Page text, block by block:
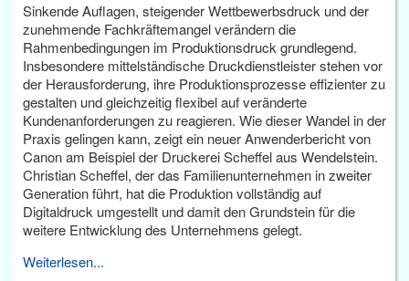
Sinkende Auflagen, steigender Wettbewerbsdruck und der
zunehmende Fachkräftemangel verändern die
Rahmenbedingungen im Produktionsdruck grundlegend.
Insbesondere mittelständische Druckdienstleister stehen vor
der Herausforderung, ihre Produktionsprozesse effizienter zu
gestalten und gleichzeitig flexibel auf veränderte
Kundenanforderungen zu reagieren. Wie dieser Wandel in der
Praxis gelingen kann, zeigt ein neuer Anwenderbericht von
Canon am Beispiel der Druckerei Scheffel aus Wendelstein.
Christian Scheffel, der das Familienunternehmen in zweiter
Generation führt, hat die Produktion vollständig auf
Digitaldruck umgestellt und damit den Grundstein für die
weitere Entwicklung des Unternehmens gelegt.
Weiterlesen...